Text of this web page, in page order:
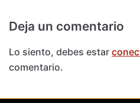
Deja un comentario
Lo siento, debes estar
comentario.